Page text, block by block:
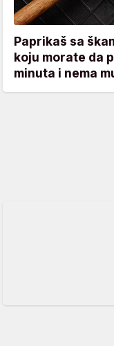
Paprikaš sa
koju morate da
minuta i nema